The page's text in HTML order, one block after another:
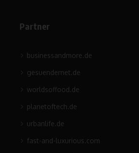
Partner
businessandmore.de
gesuendernet.de
worldsoffood.de
planetoftech.de
urbanlife.de
fast-and-luxurious.com